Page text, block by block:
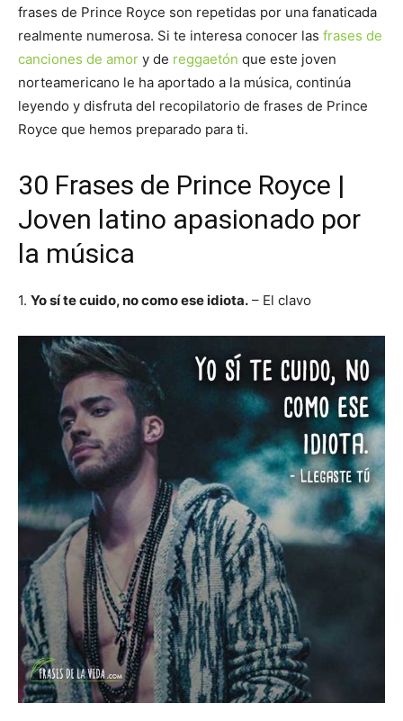
frases de Prince Royce son repetidas por una fanaticada
realmente numerosa. Si te interesa conocer las frases de
canciones de amor y de reggaetón que este joven
norteamericano le ha aportado a la música, continúa
leyendo y disfruta del recopilatorio de frases de Prince
Royce que hemos preparado para ti.
30 Frases de Prince Royce |
Joven latino apasionado por
la música
1. Yo sí te cuido, no como ese idiota. – El clavo